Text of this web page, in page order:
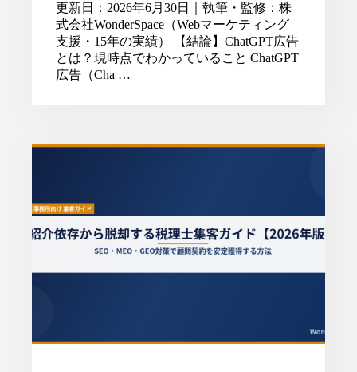
更新日：2026年6月30日｜執筆・監修：株
式会社WonderSpace（Webマーケティング
支援・15年の実績） 【結論】ChatGPT広告
とは？現時点でわかっていること ChatGPT
広告（Cha …